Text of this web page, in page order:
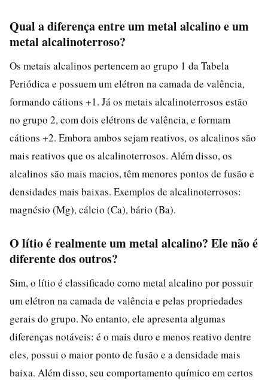
Qual a diferença entre um metal alcalino e um
metal alcalinoterroso?
Os metais alcalinos pertencem ao grupo 1 da Tabela
Periódica e possuem um elétron na camada de valência,
formando cátions +1. Já os metais alcalinoterrosos estão
no grupo 2, com dois elétrons de valência, e formam
cátions +2. Embora ambos sejam reativos, os alcalinos são
mais reativos que os alcalinoterrosos. Além disso, os
alcalinos são mais macios, têm menores pontos de fusão e
densidades mais baixas. Exemplos de alcalinoterrosos:
magnésio (Mg), cálcio (Ca), bário (Ba).
O lítio é realmente um metal alcalino? Ele não é
diferente dos outros?
Sim, o lítio é classificado como metal alcalino por possuir
um elétron na camada de valência e pelas propriedades
gerais do grupo. No entanto, ele apresenta algumas
diferenças notáveis: é o mais duro e menos reativo dentre
eles, possui o maior ponto de fusão e a densidade mais
baixa. Além disso, seu comportamento químico em certos